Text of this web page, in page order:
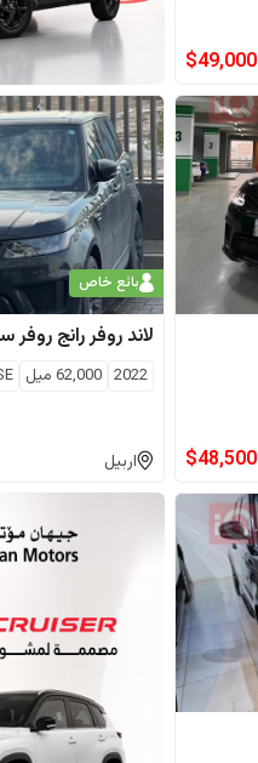
$49,000
$48,500
بائع خاص
لاند روفررانج روفر
2022
62,000 ميل
اربيل